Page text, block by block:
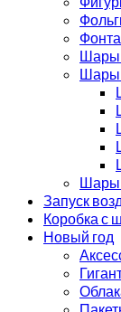
Шары
Шары
Шары
Запуск
Коробка с
Новый год